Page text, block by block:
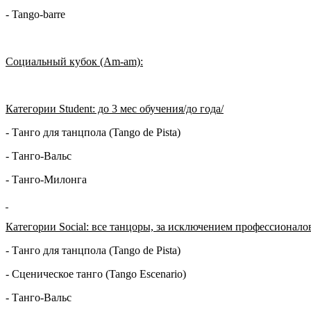
- Tango-barre
Социальный кубок (Аm-am):
Категории Student: до 3 мес обучения/до года/
- Танго для танцпола (Tango de Pista)
- Танго-Вальс
- Танго-Милонга
Категории Social: все танцоры, за исключением
- Танго для танцпола (Tango de Pista)
- Сценическое танго (Tango Escenario)
- Танго-Вальс